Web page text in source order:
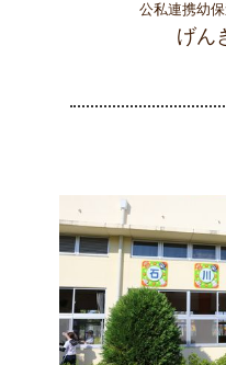
公私連携幼
げん